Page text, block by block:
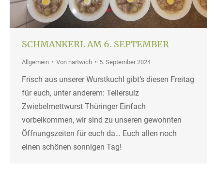
SCHMANKERL AM 6. SEPTEMBER
Allgemein Von hartwich 5. September 2024
Frisch aus unserer Wurstkuchl gibt’s diesen Freitag
für euch, unter anderem: Tellersulz
Zwiebelmettwurst Thüringer Einfach
vorbeikommen, wir sind zu unseren gewohnten
Öffnungszeiten für euch da… Euch allen noch
einen schönen sonnigen Tag!